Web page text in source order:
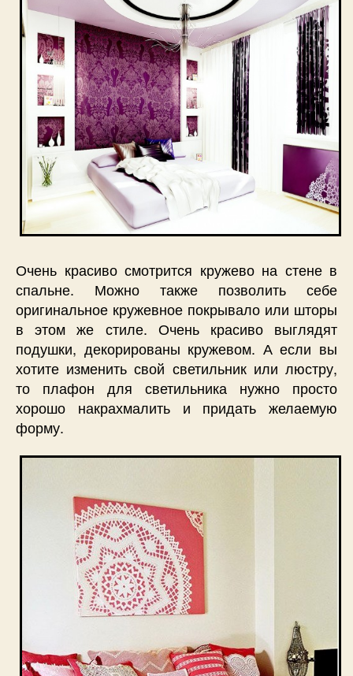
Очень красиво смотрится кружево на стене в
спальне. Можно также позволить себе
оригинальное кружевное покрывало или шторы
в этом же стиле. Очень красиво выглядят
подушки, декорированы кружевом. А если вы
хотите изменить свой светильник или люстру,
то плафон для светильника нужно просто
хорошо накрахмалить и придать желаемую
форму.